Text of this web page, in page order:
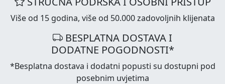
Više od 15 godina, više od 50.000 zadovoljnih klijenata
BESPLATNA DOSTAVA I
DODATNE POGODNOSTI*
*Besplatna dostava i dodatni popusti su dostupni pod
posebnim uvjetima